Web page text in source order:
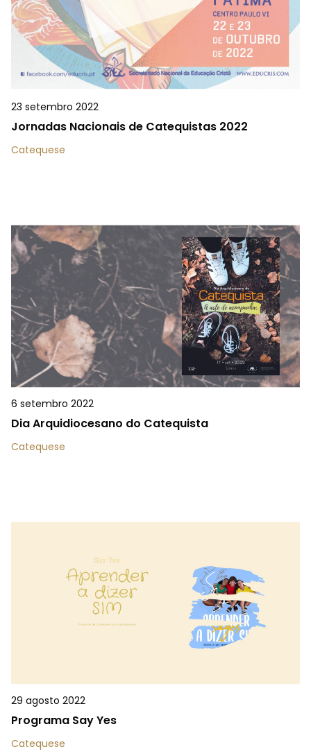
23 setembro 2022
Jornadas Nacionais de Catequistas 2022
Catequese
6 setembro 2022
Dia Arquidiocesano do Catequista
Catequese
29 agosto 2022
Programa Say Yes
Catequese